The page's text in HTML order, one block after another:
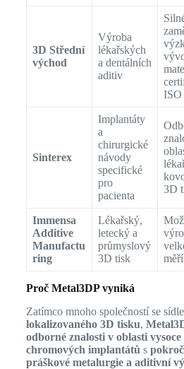
3D Střední
východ
Výroba
lékařských
a dentálních
aditiv
ISO
Sinterex
Implantáty
a
chirurgické
návody
specifické
pro
pacienta
3D
Immensa
Additive
Manufactu
ring
Lékařský,
letecký a
průmyslový
3D tisk
Proč Metal3DP vyniká
Zatímco mnoho společností se
lokalizovaného 3D tisku,
odborné znalosti v oblasti
chromových implantátů s
práškové metalurgie a aditivní